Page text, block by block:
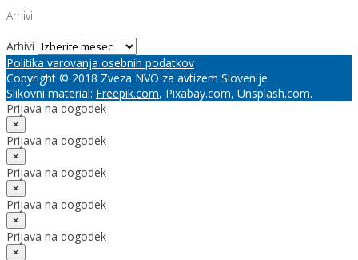
Arhivi
Arhivi
Politika varovanja osebnih podatkov
Copyright © 2018 Zveza NVO za avtizem Slovenije
Slikovni material: Freepik.com, Pixabay.com, Unsplash.com.
Prijava na dogodek
×
Prijava na dogodek
×
Prijava na dogodek
×
Prijava na dogodek
×
Prijava na dogodek
×